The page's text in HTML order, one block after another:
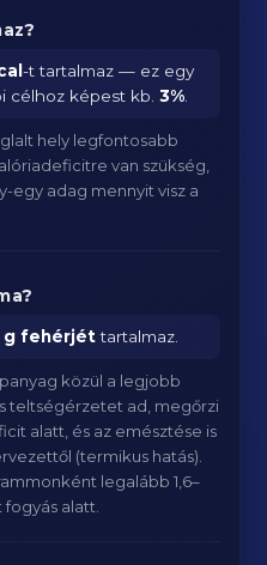
-t tartalmaz — ez egy
célhoz képest kb.3%
hely legfontosabb
van szükség,
egy adag mennyit visz a
g fehérjéttartalmaz.
közül a legjobb
teltségérzetet ad, megőrzi
alatt, és az emésztése is
(termikus hatás).
legalább 1,6–
alatt.